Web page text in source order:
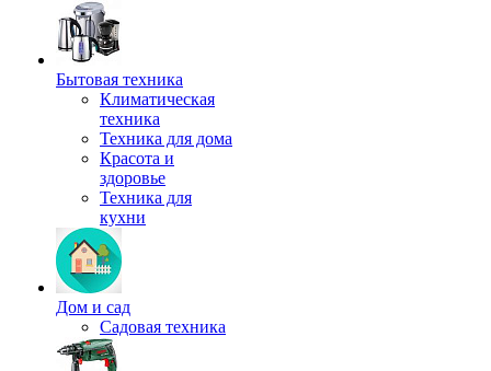
Бытовая техника
Климатическая
техника
Техника для дома
Красота и
здоровье
Техника для
кухни
Дом и сад
Садовая техника